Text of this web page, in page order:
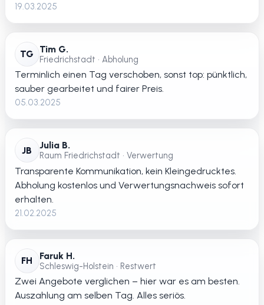
19.03.2025
TG Tim G.
Friedrichstadt • Abholung
Terminlich einen Tag verschoben, sonst top: pünktlich,
sauber gearbeitet und fairer Preis.
05.03.2025
JB Julia B.
Raum Friedrichstadt • Verwertung
Transparente Kommunikation, kein Kleingedrucktes.
Abholung kostenlos und Verwertungsnachweis sofort
erhalten.
21.02.2025
FH Faruk H.
Schleswig-Holstein • Restwert
Zwei Angebote verglichen – hier war es am besten.
Auszahlung am selben Tag. Alles seriös.